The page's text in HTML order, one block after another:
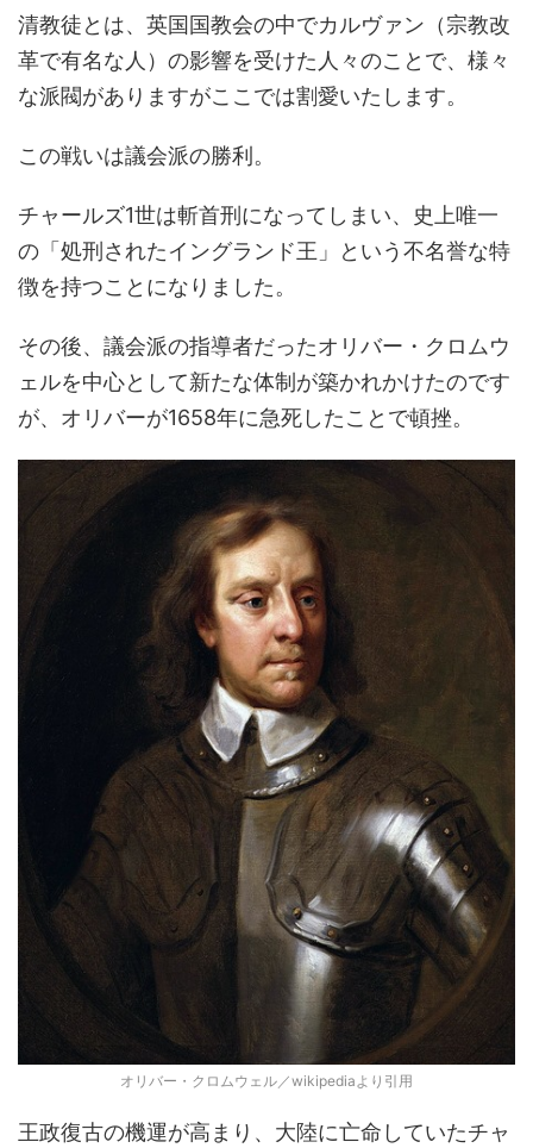
清教徒とは、英国国教会の中でカルヴァン（宗教改
革で有名な人）の影響を受けた人々のことで、様々
な派閥がありますがここでは割愛いたします。
この戦いは議会派の勝利。
チャールズ1世は斬首刑になってしまい、史上唯一
の「処刑されたイングランド王」という不名誉な特
徴を持つことになりました。
その後、議会派の指導者だったオリバー・クロムウ
ェルを中心として新たな体制が築かれかけたのです
が、オリバーが1658年に急死したことで頓挫。
オリバー・クロムウェル／wikipediaより引用
王政復古の機運が高まり、大陸に亡命していたチャ